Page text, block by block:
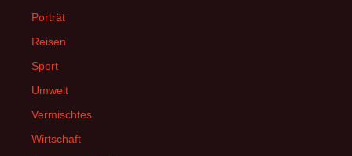
Porträt
Reisen
Sport
Umwelt
Vermischtes
Wirtschaft